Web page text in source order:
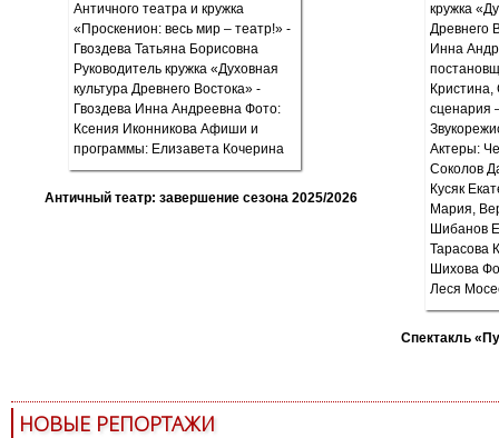
Античный театр: завершение сезона 2025/2026
Спектакль
НОВЫЕ РЕПОРТАЖИ